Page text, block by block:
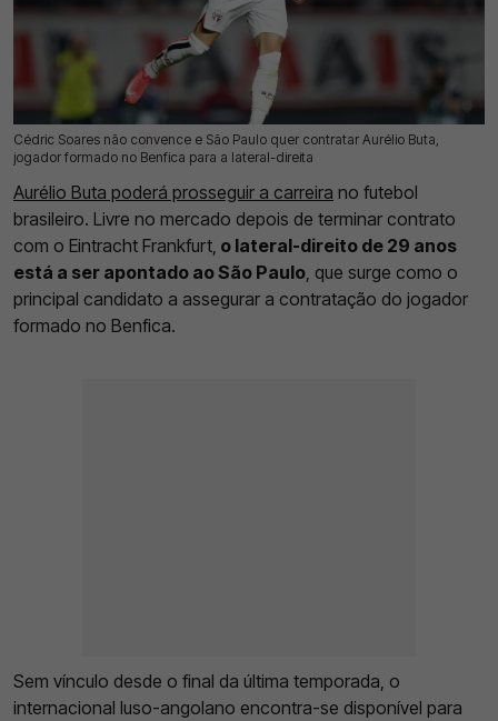
Cédric Soares não convence e São Paulo quer contratar Aurélio Buta,
jogador formado no Benfica para a lateral-direita
14 Jul 2026 | 16:27 | 0
Aurélio Buta poderá prosseguir a carreira no futebol
brasileiro. Livre no mercado depois de terminar contrato
com o Eintracht Frankfurt, o lateral-direito de 29 anos
está a ser apontado ao São Paulo , que surge como o
principal candidato a assegurar a contratação do jogador
formado no Benfica.
Sem vínculo desde o final da última temporada, o
internacional luso-angolano encontra-se disponível para